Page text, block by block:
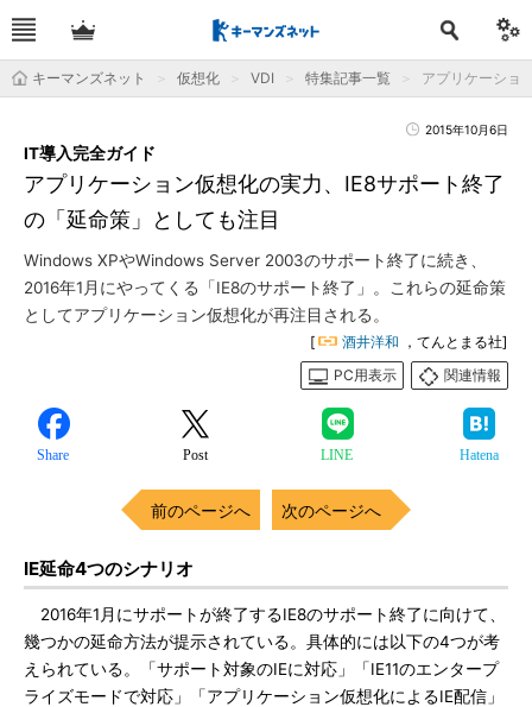
キーマンズネット 仮想化 VDI 特集記事一覧 アプリケーショ
2015年10月6日
アプリケーション仮想化の実力、IE8サポート終了
の「延命策」としても注目
IT導入完全ガイド
Windows XPやWindows Server 2003のサポート終了に続き、
2016年1月にやってくる「IE8のサポート終了」。これらの延命策
としてアプリケーション仮想化が再注目される。
[ 酒井洋和 ，てんとまる社]
PC用表示
関連情報
Share Post LINE Hatena
前のページへ 次のページへ
IE延命4つのシナリオ
2016年1月にサポートが終了するIE8のサポート終了に向けて、
幾つかの延命方法が提示されている。具体的には以下の4つが考
えられている。「サポート対象のIEに対応」「IE11のエンタープ
ライズモードで対応」「アプリケーション仮想化によるIE配信」